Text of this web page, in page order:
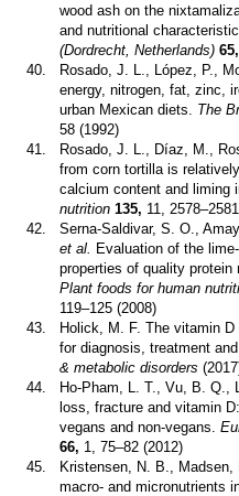
wood ash on the
and nutritional
(Dordrecht, Netherlands) 65,
40.
Rosado, J. L., López, P.,
energy, nitrogen, fat, zinc,
urban Mexican diets. The
58 (1992)
41.
Rosado, J. L., Díaz, M.,
from corn tortilla is
calcium content and liming
nutrition 135, 11,
42.
Serna-Saldivar, S. O.,
et al. Evaluation of the
properties of quality protein
Plant foods for human
119–125 (2008)
43.
Holick, M. F. The vitamin
for diagnosis, treatment
& metabolic disorders
44.
Ho-Pham, L. T., Vu, B. Q.,
loss, fracture and vitamin
vegans and non-vegans.
66, 1, 75–82 (2012)
45.
Kristensen, N. B., Madsen,
macro- and micronutrients